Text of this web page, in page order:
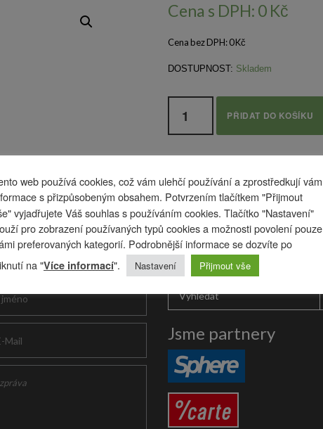
Cena s DPH: 0 Kč
Cena bez DPH:0Kč
DOSTUPNOST: Skladem
PŘIDAT DO KOŠÍKU
nám Vyhledávání
Jsme partnery
web používá cookies, což vám ulehčí používání a zprostředkují vám
s přizpůsobeným obsahem. Potvrzením tlačítkem "Přijmout
vyjadřujete Váš souhlas s používáním cookies. Tlačítko "Nastavení"
pro zobrazení používaných typů cookies a možnosti povolení pouze
preferovaných kategorií. Podrobnější informace se dozvíte po
na "Více informací". Nastavení Přijmout vše